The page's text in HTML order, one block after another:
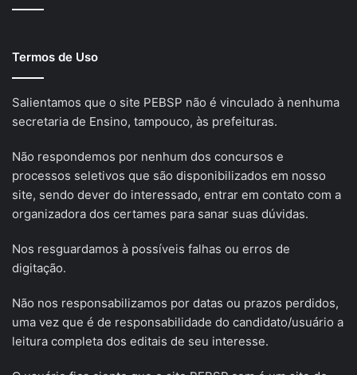
Termos de Uso
Salientamos que o site PEBSP não é vinculado à nenhuma
secretaria de Ensino, tampouco, às prefeituras.
Não respondemos por nenhum dos concursos e
processos seletivos que são disponibilizados em nosso
site, sendo dever do interessado, entrar em contato com a
organizadora dos certames para sanar suas dúvidas.
Nos resguardamos à possíveis falhas ou erros de
digitação.
Não nos responsabilizamos por datas ou prazos perdidos,
uma vez que é de responsabilidade do candidato/usuário a
leitura completa dos editais de seu interesse.